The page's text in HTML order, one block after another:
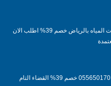
افضل شركة كشف تسربات المياه بالرياض خصم 39% اطلب الان
مكافحة حشرات بالرياض 055650170 خصم 39% القضاء التام